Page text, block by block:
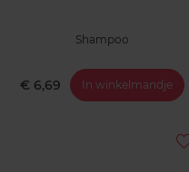
Shampoo
€ 6,69 In winkelmandje